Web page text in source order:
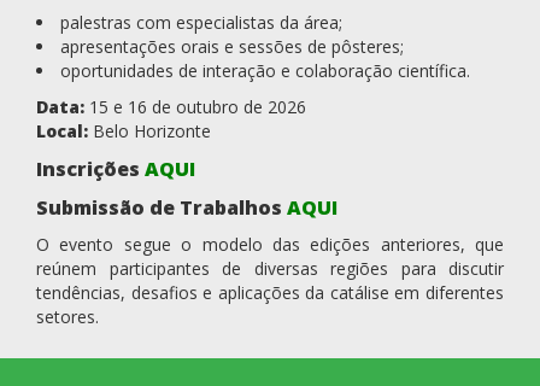
palestras com especialistas da área;
apresentações orais e sessões de pôsteres;
oportunidades de interação e colaboração científica.
Data: 15 e 16 de outubro de 2026
Local: Belo Horizonte
Inscrições AQUI
Submissão de Trabalhos AQUI
O evento segue o modelo das edições anteriores, que
reúnem participantes de diversas regiões para discutir
tendências, desafios e aplicações da catálise em diferentes
setores.